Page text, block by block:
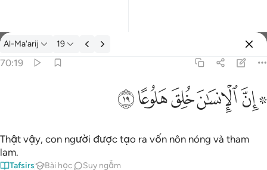
Tafsir: Al-Ma'arij 70:19
Al-Ma'arij 19
70:19
ﱪ ﱫﱬﱭﱮﱯ
Thật vậy, con người được tạo ra vốn nôn nóng và tham
lam.
Tafsirs Bài học Suy ngẫm